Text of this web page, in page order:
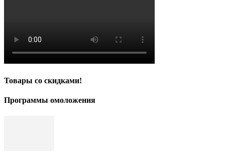
Товары со скидками!
Программы омоложения